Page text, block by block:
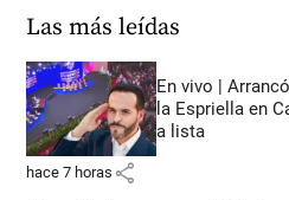
Las más leídas
En vivo |
la Espriella en
a lista
hace 7 horas share